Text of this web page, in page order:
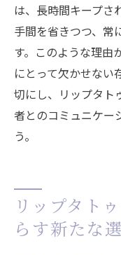
は、長時間キープさ
手間を省きつつ、常
す。このような理由
にとって欠かせない
切にし、リップタト
者とのコミュニケー
う。
リップタト
らす新たな